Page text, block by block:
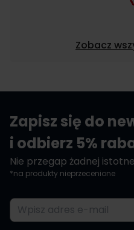
Zobacz
Zapisz się do
i odbierz 5%
Nie przegap żadnej
*na produkty nieprzecenione
Adres e-mail